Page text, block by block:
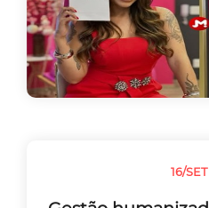
16/SET